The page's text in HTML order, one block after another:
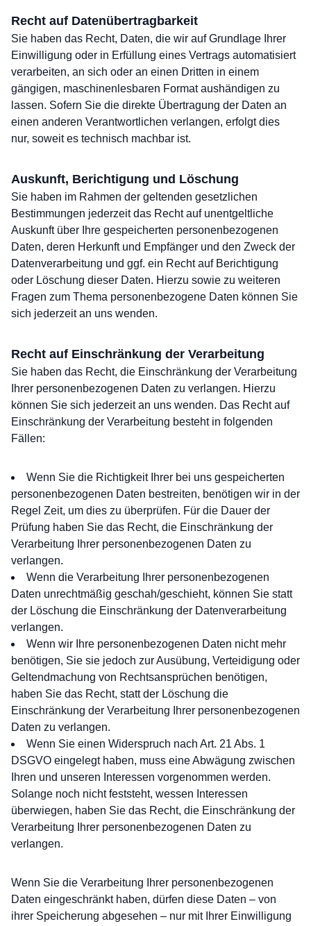
Recht auf Daten­übertrag­barkeit
Sie haben das Recht, Daten, die wir auf Grundlage Ihrer
Einwilligung oder in Erfüllung eines Vertrags automatisiert
verarbeiten, an sich oder an einen Dritten in einem
gängigen, maschinenlesbaren Format aushändigen zu
lassen. Sofern Sie die direkte Übertragung der Daten an
einen anderen Verantwortlichen verlangen, erfolgt dies
nur, soweit es technisch machbar ist.
Auskunft, Berichtigung und Löschung
Sie haben im Rahmen der geltenden gesetzlichen
Bestimmungen jederzeit das Recht auf unentgeltliche
Auskunft über Ihre gespeicherten personenbezogenen
Daten, deren Herkunft und Empfänger und den Zweck der
Datenverarbeitung und ggf. ein Recht auf Berichtigung
oder Löschung dieser Daten. Hierzu sowie zu weiteren
Fragen zum Thema personenbezogene Daten können Sie
sich jederzeit an uns wenden.
Recht auf Einschränkung der Verarbeitung
Sie haben das Recht, die Einschränkung der Verarbeitung
Ihrer personenbezogenen Daten zu verlangen. Hierzu
können Sie sich jederzeit an uns wenden. Das Recht auf
Einschränkung der Verarbeitung besteht in folgenden
Fällen:
Wenn Sie die Richtigkeit Ihrer bei uns gespeicherten
personenbezogenen Daten bestreiten, benötigen wir in der
Regel Zeit, um dies zu überprüfen. Für die Dauer der
Prüfung haben Sie das Recht, die Einschränkung der
Verarbeitung Ihrer personenbezogenen Daten zu
verlangen.
Wenn die Verarbeitung Ihrer personenbezogenen
Daten unrechtmäßig geschah/geschieht, können Sie statt
der Löschung die Einschränkung der Datenverarbeitung
verlangen.
Wenn wir Ihre personenbezogenen Daten nicht mehr
benötigen, Sie sie jedoch zur Ausübung, Verteidigung oder
Geltendmachung von Rechtsansprüchen benötigen,
haben Sie das Recht, statt der Löschung die
Einschränkung der Verarbeitung Ihrer personenbezogenen
Daten zu verlangen.
Wenn Sie einen Widerspruch nach Art. 21 Abs. 1
DSGVO eingelegt haben, muss eine Abwägung zwischen
Ihren und unseren Interessen vorgenommen werden.
Solange noch nicht feststeht, wessen Interessen
überwiegen, haben Sie das Recht, die Einschränkung der
Verarbeitung Ihrer personenbezogenen Daten zu
verlangen.
Wenn Sie die Verarbeitung Ihrer personenbezogenen
Daten eingeschränkt haben, dürfen diese Daten – von
ihrer Speicherung abgesehen – nur mit Ihrer Einwilligung